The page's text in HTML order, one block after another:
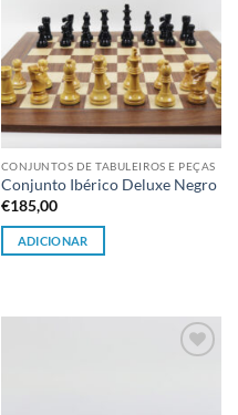
CONJUNTOS DE TABULEIROS E PEÇAS
Conjunto Ibérico Deluxe Negro
€185,00
ADICIONAR